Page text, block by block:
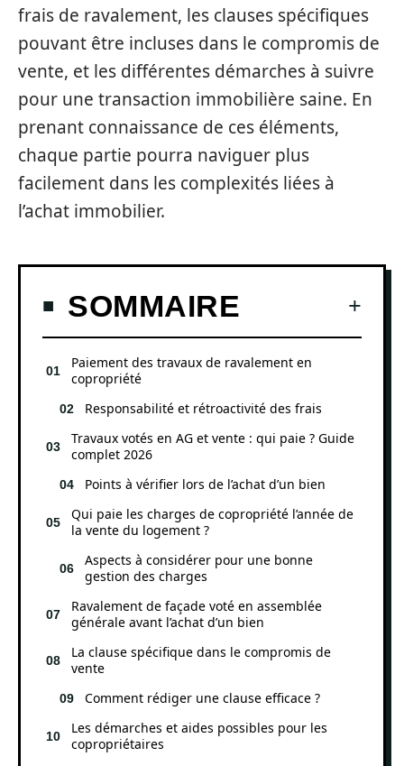
frais de ravalement, les clauses spécifiques
pouvant être incluses dans le compromis de
vente, et les différentes démarches à suivre
pour une transaction immobilière saine. En
prenant connaissance de ces éléments,
chaque partie pourra naviguer plus
facilement dans les complexités liées à
l’achat immobilier.
SOMMAIRE
Paiement des travaux de ravalement en
copropriété
Responsabilité et rétroactivité des frais
Travaux votés en AG et vente : qui paie ? Guide
complet 2026
Points à vérifier lors de l’achat d’un bien
Qui paie les charges de copropriété l’année de
la vente du logement ?
Aspects à considérer pour une bonne
gestion des charges
Ravalement de façade voté en assemblée
générale avant l’achat d’un bien
La clause spécifique dans le compromis de
vente
Comment rédiger une clause efficace ?
Les démarches et aides possibles pour les
copropriétaires